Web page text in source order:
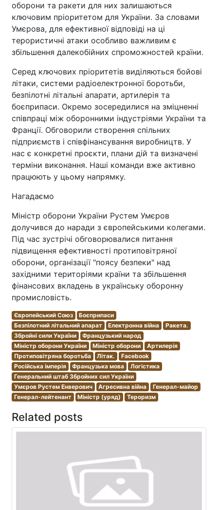
оборони та ракети для них залишаються
ключовим пріоритетом для України. За словами
Умєрова, для ефективної відповіді на ці
терористичні атаки особливо важливим є
збільшення далекобійних спроможностей країни.
Серед ключових пріоритетів виділяються бойові
літаки, системи радіоелектронної боротьби,
безпілотні літальні апарати, артилерія та
боєприпаси. Окремо зосередилися на зміцненні
співпраці між оборонними індустріями України та
Франції. Обговорили створення спільних
підприємств і співфінансування виробництв. У
нас є конкретні проєкти, плани дій та визначені
терміни виконання. Наші команди вже активно
працюють у цьому напрямку.
Нагадаємо
Міністр оборони України Рустем Умєров
долучився до наради з європейськими колегами.
Під час зустрічі обговорювалися питання
підвищення ефективності протиповітряної
оборони, організації "поясу безпеки" над
західними територіями країни та збільшення
фінансових вкладень в українську оборонну
промисловість.
Європейський Союз
Боєприпаси
Безпілотний літальний апарат
Електронна війна
Ракета.
Збройні сили України
Французький народ
Міністр оборони України
Міністр оборони
Артилерія
Протиповітряна боротьба
Літак.
Facebook
Російська імперія
Французька мова
Логістика
Генеральний штаб Збройних сил України
Умєров Рустем Енверович
Агресивна війна
Генерал-майор
Генерал-лейтенант
Міністр (уряд) Тероризм
Related posts